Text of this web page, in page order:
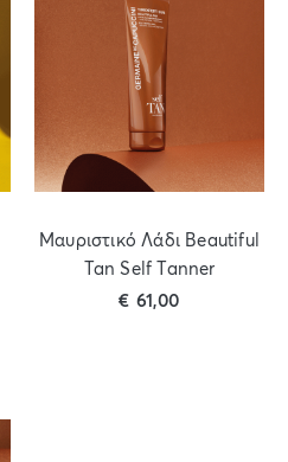
Μαυριστικό Λάδι Beautiful
Tan Self Tanner
€ 61,00